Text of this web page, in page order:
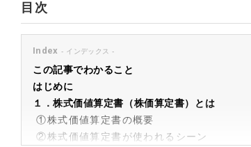
目次
Index
この記事でわかること
はじめに
１．株式価値算定書（株価算定書）とは
①株式価値算定書の概要
②株式価値算定書が使われるシーン